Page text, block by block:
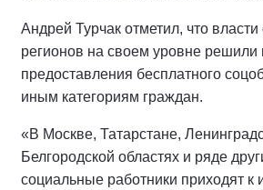
Андрей Турчак отметил, что власти
регионов на своем уровне решили
предоставления бесплатного
иным категориям граждан.
«В Москве, Татарстане,
Белгородской областях и ряде
социальные работники приходят к